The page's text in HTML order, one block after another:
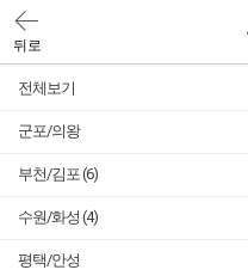
뒤로
전체보기
군포/의왕
부천/김포(6)
수원/화성 (4)
평택/안성